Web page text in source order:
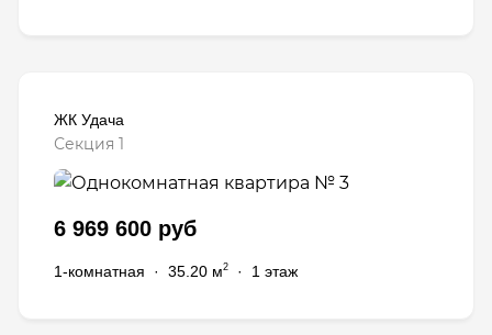
ЖК Удача
Секция 1
6 969 600 руб
1-комнатная · 35.20 м2 · 1 этаж